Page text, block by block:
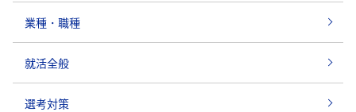
業種・職種
就活全般
選考対策